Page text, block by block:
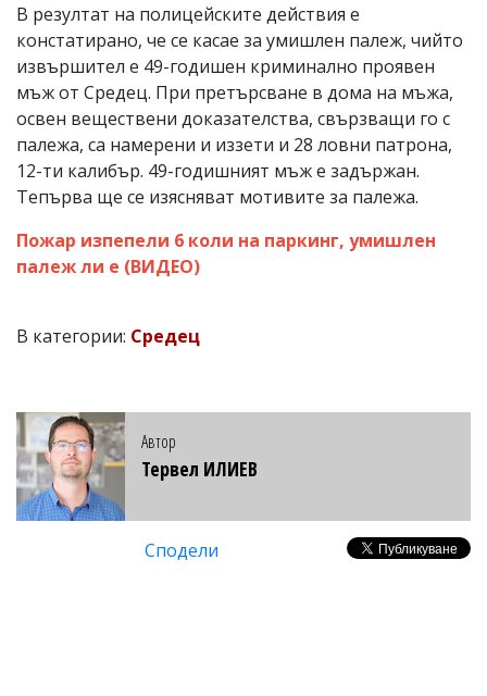
В резултат на полицейските действия е
констатирано, че се касае за умишлен палеж, чийто
извършител е 49-годишен криминално проявен
мъж от Средец. При претърсване в дома на мъжа,
освен веществени доказателства, свързващи го с
палежа, са намерени и иззети и 28 ловни патрона,
12-ти калибър. 49-годишният мъж е задържан.
Тепърва ще се изясняват мотивите за палежа.
Пожар изпепели 6 коли на паркинг, умишлен
палеж ли е (ВИДЕО)
В категории: Средец
Автор
Тервел ИЛИЕВ
Сподели